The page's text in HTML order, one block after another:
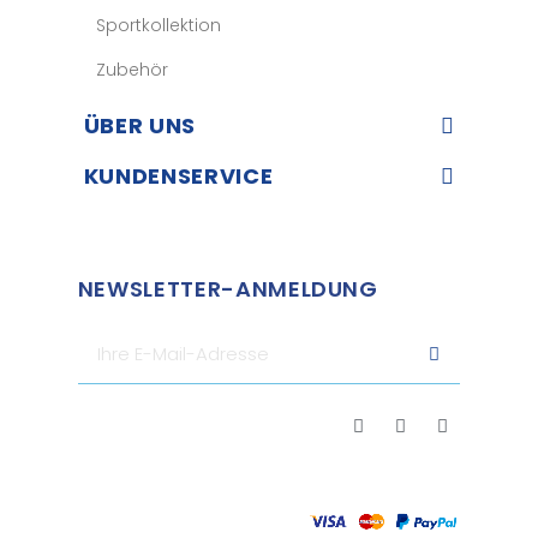
Sportkollektion
Zubehör
ÜBER UNS​
KUNDENSERVICE​
NEWSLETTER-ANMELDUNG